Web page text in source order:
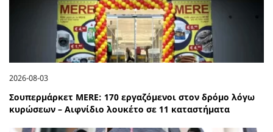
2026-08-03
Σουπερμάρκετ MERE: 170 εργαζόμενοι στον δρόμο λόγω
κυρώσεων – Αιφνίδιο λουκέτο σε 11 καταστήματα